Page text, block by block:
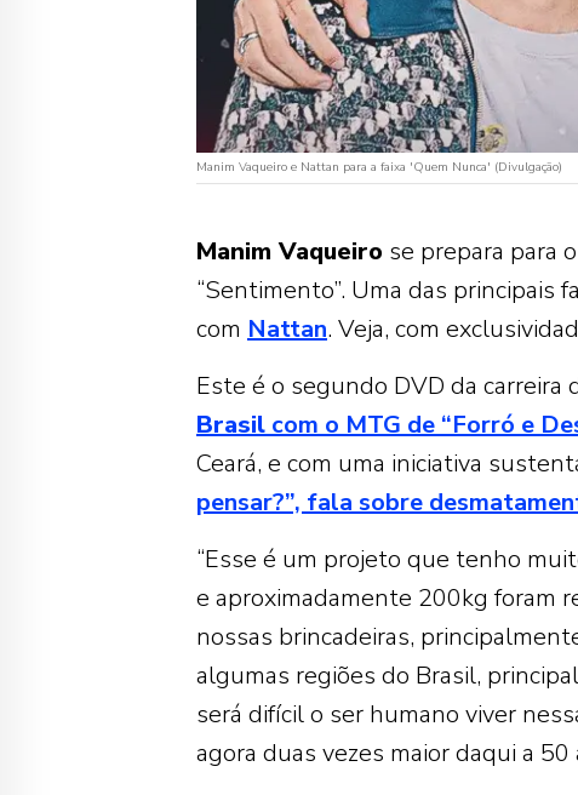
Manim Vaqueiro e Nattan para a faixa 'Quem Nunca' (Divulgação)
Manim Vaqueiro se prepara para
“Sentimento”. Uma das principais
com Nattan. Veja, com
Este é o segundo DVD da carreira
Brasil com o MTG de “Forró e
Ceará, e com uma iniciativa
pensar?”, fala sobre
“Esse é um projeto que tenho
e aproximadamente 200kg foram
nossas brincadeiras,
algumas regiões do Brasil,
será difícil o ser humano viver
agora duas vezes maior daqui a